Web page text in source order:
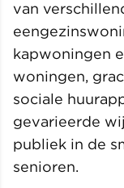
van
kapwoningen
woningen,
sociale
gevarieerde
publiek in de
senioren.